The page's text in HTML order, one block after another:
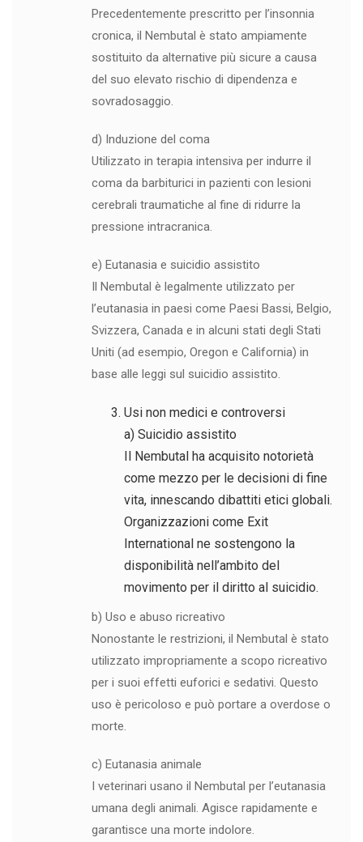
Precedentemente prescritto per l’insonnia
cronica, il Nembutal è stato ampiamente
sostituito da alternative più sicure a causa
del suo elevato rischio di dipendenza e
sovradosaggio.
d) Induzione del coma
Utilizzato in terapia intensiva per indurre il
coma da barbiturici in pazienti con lesioni
cerebrali traumatiche al fine di ridurre la
pressione intracranica.
e) Eutanasia e suicidio assistito
Il Nembutal è legalmente utilizzato per
l’eutanasia in paesi come Paesi Bassi, Belgio,
Svizzera, Canada e in alcuni stati degli Stati
Uniti (ad esempio, Oregon e California) in
base alle leggi sul suicidio assistito.
Usi non medici e controversi
a) Suicidio assistito
Il Nembutal ha acquisito notorietà
come mezzo per le decisioni di fine
vita, innescando dibattiti etici globali.
Organizzazioni come Exit
International ne sostengono la
disponibilità nell’ambito del
movimento per il diritto al suicidio.
b) Uso e abuso ricreativo
Nonostante le restrizioni, il Nembutal è stato
utilizzato impropriamente a scopo ricreativo
per i suoi effetti euforici e sedativi. Questo
uso è pericoloso e può portare a overdose o
morte.
c) Eutanasia animale
I veterinari usano il Nembutal per l’eutanasia
umana degli animali. Agisce rapidamente e
garantisce una morte indolore.